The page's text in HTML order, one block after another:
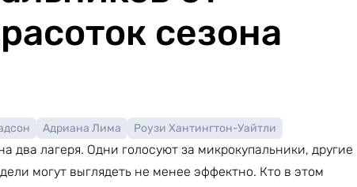
сезона
Адриана Лима Роузи Хантингтон-Уайтли
два лагеря. Одни голосуют за микрокупальники, другие
могут выглядеть не менее эффектно. Кто в этом